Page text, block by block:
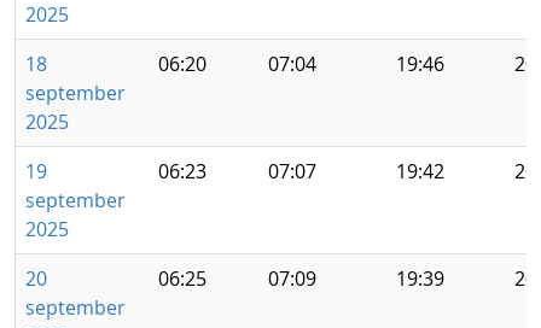
2025
18
september
2025
06:20 07:04 19:46
19
september
2025
06:23 07:07 19:42
20
september
06:25 07:09 19:39